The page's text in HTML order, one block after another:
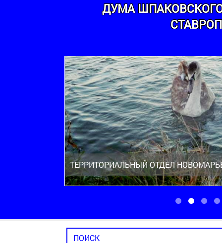
ДУМА
ТЕРРИТОРИАЛЬНЫЙ ОТДЕЛ